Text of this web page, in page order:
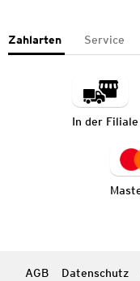
Zahlarten Service
In der Filiale
AGB Datenschutz